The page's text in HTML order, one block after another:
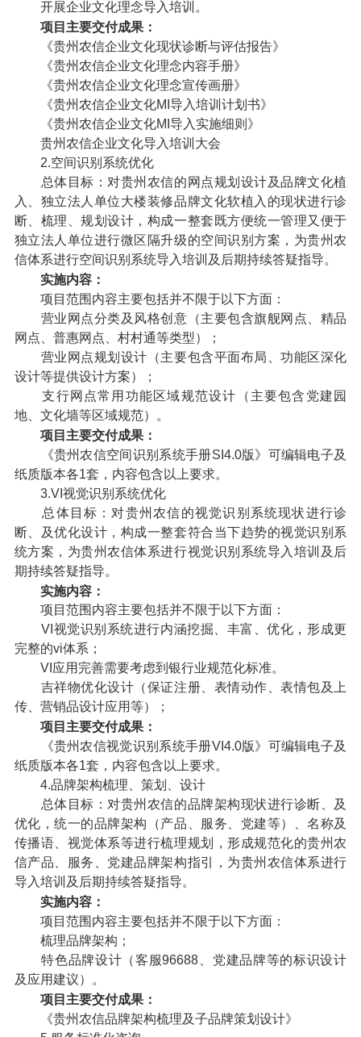
开展企业文化理念导入培训。
项目主要交付成果：
《贵州农信企业文化现状诊断与评估报告》
《贵州农信企业文化理念内容手册》
《贵州农信企业文化理念宣传画册》
《贵州农信企业文化MI导入培训计划书》
《贵州农信企业文化MI导入实施细则》
贵州农信企业文化导入培训大会
2.空间识别系统优化
总体目标：对贵州农信的网点规划设计及品牌文化植
入、独立法人单位大楼装修品牌文化软植入的现状进行诊
断、梳理、规划设计，构成一整套既方便统一管理又便于
独立法人单位进行微区隔升级的空间识别方案，为贵州农
信体系进行空间识别系统导入培训及后期持续答疑指导。
实施内容：
项目范围内容主要包括并不限于以下方面：
营业网点分类及风格创意（主要包含旗舰网点、精品
网点、普惠网点、村村通等类型）；
营业网点规划设计（主要包含平面布局、功能区深化
设计等提供设计方案）；
支行网点常用功能区域规范设计（主要包含党建园
地、文化墙等区域规范）。
项目主要交付成果：
《贵州农信空间识别系统手册SI4.0版》可编辑电子及
纸质版本各1套，内容包含以上要求。
3.VI视觉识别系统优化
总体目标：对贵州农信的视觉识别系统现状进行诊
断、及优化设计，构成一整套符合当下趋势的视觉识别系
统方案，为贵州农信体系进行视觉识别系统导入培训及后
期持续答疑指导。
实施内容：
项目范围内容主要包括并不限于以下方面：
VI视觉识别系统进行内涵挖掘、丰富、优化，形成更
完整的vi体系；
VI应用完善需要考虑到银行业规范化标准。
吉祥物优化设计（保证注册、表情动作、表情包及上
传、营销品设计应用等）；
项目主要交付成果：
《贵州农信视觉识别系统手册VI4.0版》可编辑电子及
纸质版本各1套，内容包含以上要求。
4.品牌架构梳理、策划、设计
总体目标：对贵州农信的品牌架构现状进行诊断、及
优化，统一的品牌架构（产品、服务、党建等）、名称及
传播语、视觉体系等进行梳理规划，形成规范化的贵州农
信产品、服务、党建品牌架构指引，为贵州农信体系进行
导入培训及后期持续答疑指导。
实施内容：
项目范围内容主要包括并不限于以下方面：
梳理品牌架构；
特色品牌设计（客服96688、党建品牌等的标识设计
及应用建议）。
项目主要交付成果：
《贵州农信品牌架构梳理及子品牌策划设计》